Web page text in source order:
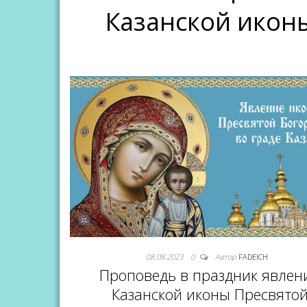
Казанской
08.08.2023 0 Автор FADEICH
Проповедь в праздник
Казанской иконы Пресвятой